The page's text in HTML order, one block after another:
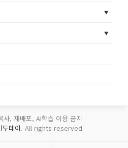
사, 재배포, AI학습 이용 금지
투데이. All rights reserved